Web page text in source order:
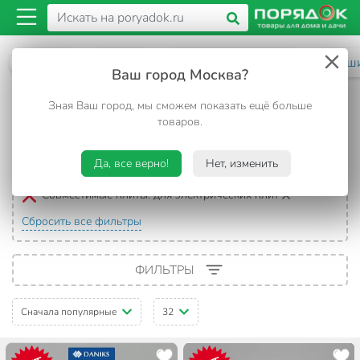
Ваш город Москва?
Зная Ваш город, мы сможем показать ещё больше
товаров.
Да, все верно! Нет, изменить
Ковшики для электрических плит
Выбранные фильтры:
Совместимые плиты:для электрических плит
Сбросить все фильтры
ФИЛЬТРЫ
Сначала популярные 32